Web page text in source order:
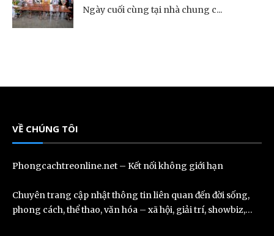
Ngày cuối cùng tại nhà chung c...
VỀ CHÚNG TÔI
Phongcachtreonline.net – Kết nối không giới hạn
Chuyên trang cập nhật thông tin liên quan đến đời sống,
phong cách, thể thao, văn hóa – xã hội, giải trí, showbiz,…